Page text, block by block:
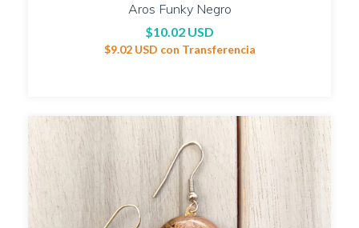
Aros Funky Negro
$10.02 USD
$9.02 USD con Transferencia